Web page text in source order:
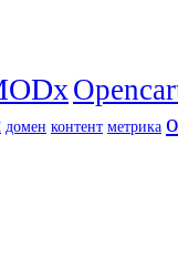
домен контент метрика